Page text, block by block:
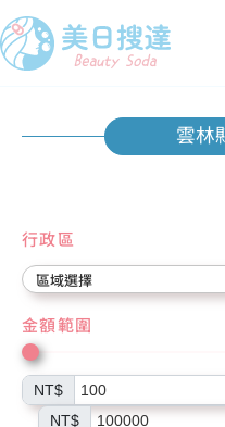
雲林
行政區
金額範圍
NT$
NT$